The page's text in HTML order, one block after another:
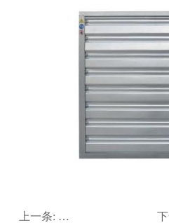
上一条:
降温湿帘材料选择与